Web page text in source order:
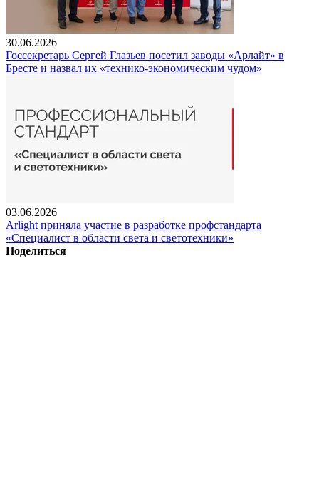
30.06.2026
Госсекретарь Сергей Глазьев посетил заводы «Арлайт» в
Бресте и назвал их «технико-экономическим чудом»
03.06.2026
Arlight приняла участие в разработке профстандарта
«Специалист в области света и светотехники»
Поделиться